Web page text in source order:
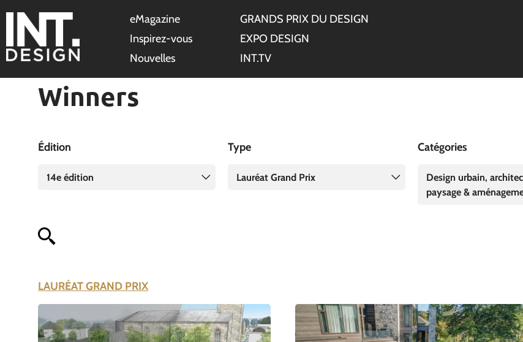
eMagazine
Inspirez-vous
Nouvelles
GRANDS PRIX DU DESIGN
EXPO DESIGN
INT.TV
Winners
Édition
14e édition
Type
Lauréat Grand Prix
Catégories
Design urbain,
paysage &
LAURÉAT GRAND PRIX